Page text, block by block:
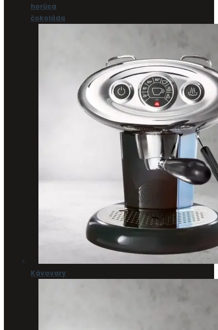
horúca
čokoláda
Kávovary